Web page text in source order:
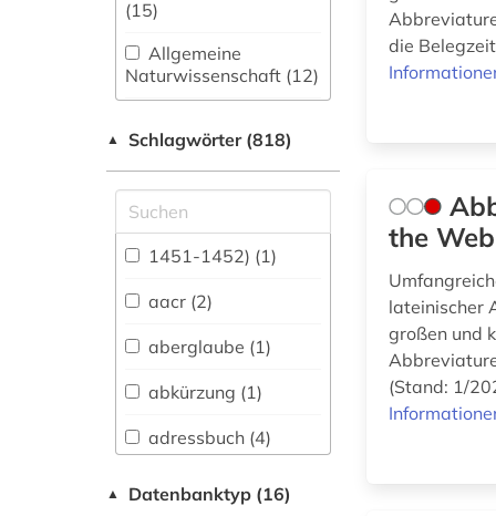
(15)
Allgemeine
Naturwissenschaft (12)
fachübergreifende
Allgemeine und
vergleichende Sprach-
und
Literaturwissenschaft.
Indogermanistik.
Außereuropäische
Sprachen und
Literaturen (60)
Anglistik.
Amerikanistik (32)
▲ Schlagwörter (818)
1451-1452) (1)
aacr (2)
aberglaube (1)
abkürzung (1)
adressbuch (4)
adresse (3)
▲ Datenbanktyp (16)
die
the Web
lateinischer
großen und
(Stand: 1/